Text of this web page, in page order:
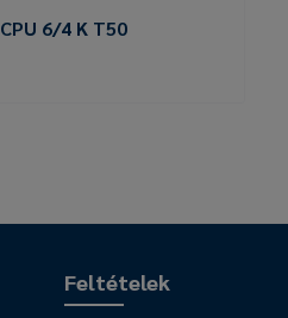
CPU 6/4 K T50
Feltételek